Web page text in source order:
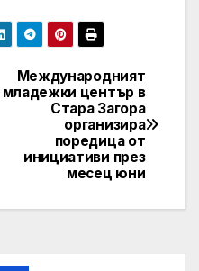
Международният
младежки център в
Стара Загора
организира
поредица от
инициативи през
месец юни